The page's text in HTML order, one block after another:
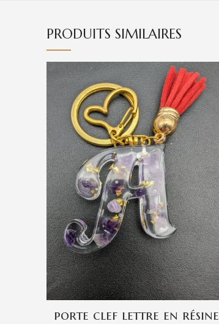
PRODUITS SIMILAIRES
porte clef lettre en résine